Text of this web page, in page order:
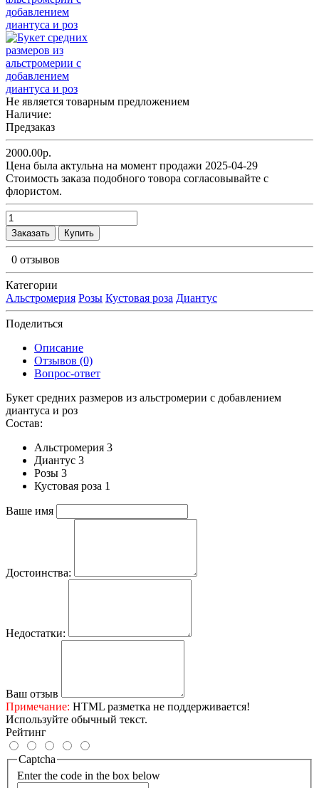
Не является товарным предложением
Наличие:
Предзаказ
2000.00р.
Цена была актульна на момент продажи 2025-04-29
Cтоимость заказа подобного товора согласовывайте с
флористом.
Заказать Купить
0 отзывов
Категории
Альстромерия Розы Кустовая роза Диантус
Поделиться
Описание
Отзывов (0)
Вопрос-ответ
Букет средних размеров из альстромерии c добавлением
диантуса и роз
Состав:
Альстромерия 3
Диантус 3
Розы 3
Кустовая роза 1
Ваше имя
Достоинства:
Недостатки:
Ваш отзыв
Примечание: HTML разметка не поддерживается!
Используйте обычный текст.
Рейтинг
Captcha
Enter the code in the box below